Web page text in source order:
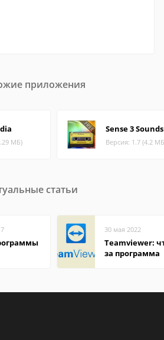
приложения
МБ)
Sense 3 Sounds
Версия: 1.7 (4.2
статьи
30 мая 2022
Teamviewer:
за программа